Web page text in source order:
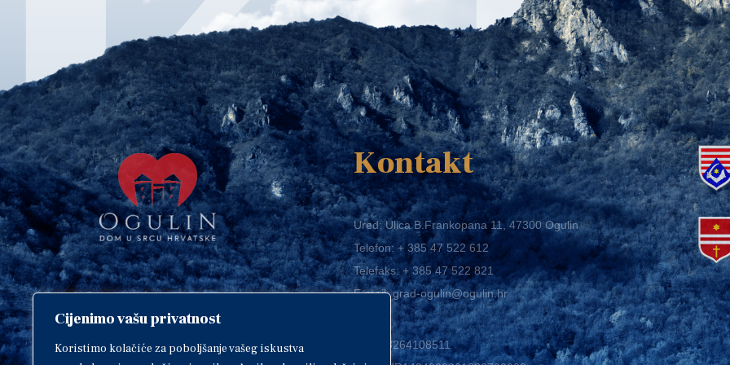
Cijenimo vašu privatnost
Koristimo kolačiće za poboljšanje vašeg iskustva
Copyright © 2018. Grad Ogulin,
sva prava pridržana.
Kontakt
Ured: Ulica B.Frankopana 11, 47300 Ogulin
Telefon:+ 385 47 522 612
Telefaks:+ 385 47 522 821
E-mail:grad-ogulin@ogulin.hr
OIB: 58264108511
IBAN: HR1424020061829700009